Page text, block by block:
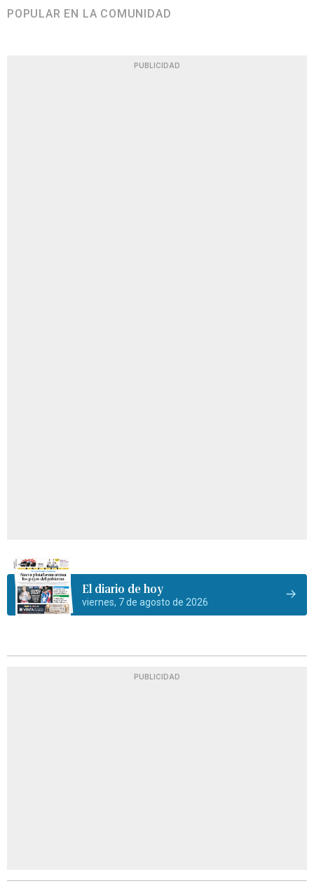
POPULAR EN LA COMUNIDAD
PUBLICIDAD
El diario de hoy
viernes, 7 de agosto de 2026
PUBLICIDAD